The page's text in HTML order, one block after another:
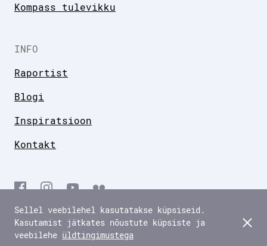
Sellel veebilehel kasutatakse küpsiseid.
Kasutamist jätkates nõustute küpsiste ja
veebilehe üldtingimustega
Kompass tulevikku
INFO
Raportist
Blogi
Inspiratsioon
Kontakt
Copyright 2026